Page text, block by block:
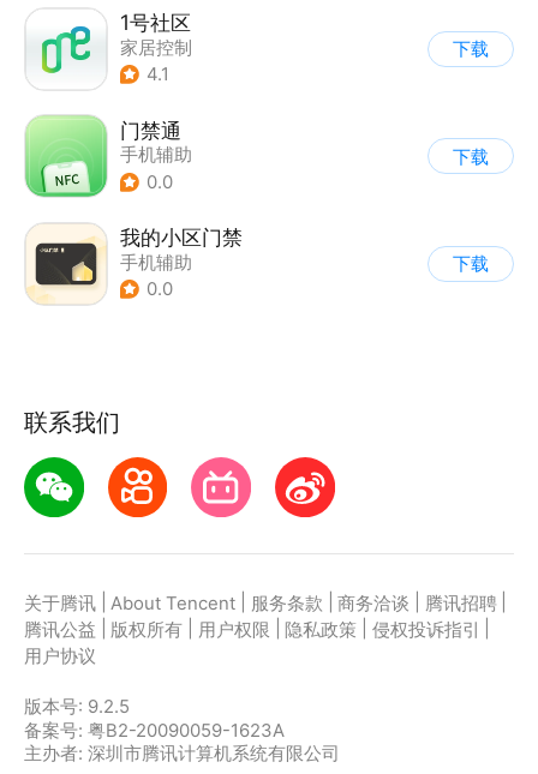
1号社区
家居控制
4.1
下载
门禁通
手机辅助
0.0
下载
我的小区门禁
手机辅助
0.0
下载
联系我们
关于腾讯 About Tencent 服务条款 商务洽谈 腾讯招聘
腾讯公益
版权所有 用户权限 隐私政策 侵权投诉指引
用户协议
版本号: 9.2.5
备案号: 粤B2-20090059-1623A
主办者: 深圳市腾讯计算机系统有限公司